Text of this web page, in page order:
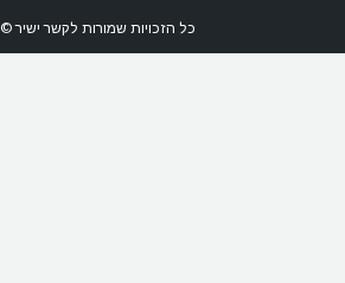
כל הזכויות שמורות לקשר ישיר © 2019